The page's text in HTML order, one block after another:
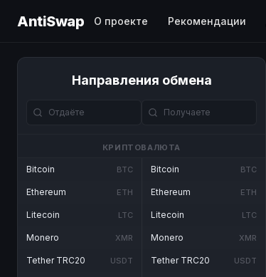
AntiSwap О проекте Рекомендации
Направления обмена
КРИПТОВАЛЮТА
Bitcoin BTC
Ethereum ETH
Litecoin LTC
Monero XMR
Tether TRC20 USDT
Bitcoin BTC
Ethereum ETH
Litecoin LTC
Monero XMR
Tether TRC20 USDT